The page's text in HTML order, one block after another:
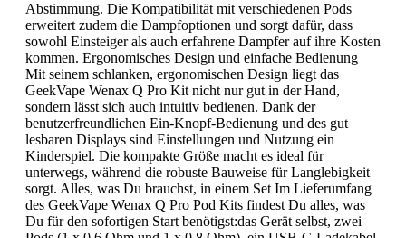
Abstimmung. Die Kompatibilität mit verschiedenen Pods
erweitert zudem die Dampfoptionen und sorgt dafür, dass
sowohl Einsteiger als auch erfahrene Dampfer auf ihre Kosten
kommen. Ergonomisches Design und einfache Bedienung
Mit seinem schlanken, ergonomischen Design liegt das
GeekVape Wenax Q Pro Kit nicht nur gut in der Hand,
sondern lässt sich auch intuitiv bedienen. Dank der
benutzerfreundlichen Ein-Knopf-Bedienung und des gut
lesbaren Displays sind Einstellungen und Nutzung ein
Kinderspiel. Die kompakte Größe macht es ideal für
unterwegs, während die robuste Bauweise für Langlebigkeit
sorgt. Alles, was Du brauchst, in einem Set Im Lieferumfang
des GeekVape Wenax Q Pro Pod Kits findest Du alles, was
Du für den sofortigen Start benötigst:das Gerät selbst, zwei